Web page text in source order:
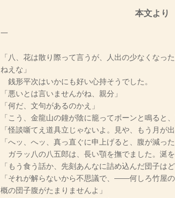
本文より
一
「八、花は散り際って言うが、人出の少なくなっ
ねえな」
銭形平次はいかにも好い心持そうでした。
「悪いとは言いませんがね、親分」
「何だ、文句があるのかえ」
「こう、金龍山の鐘が陰に籠ってボーンと鳴ると
「怪談噺てえ道具立じゃないよ。見や、もう月が
「へッ、へッ、真っ直ぐに申上げると、腹が減った
ガラッ八の八五郎は、長い顎を撫でました。涎を
「もう食う話か、先刻あんなに詰め込んだ団子は
「それが解らないから不思議で、――何しろ竹屋
概の団子腹がたまりませんよ」